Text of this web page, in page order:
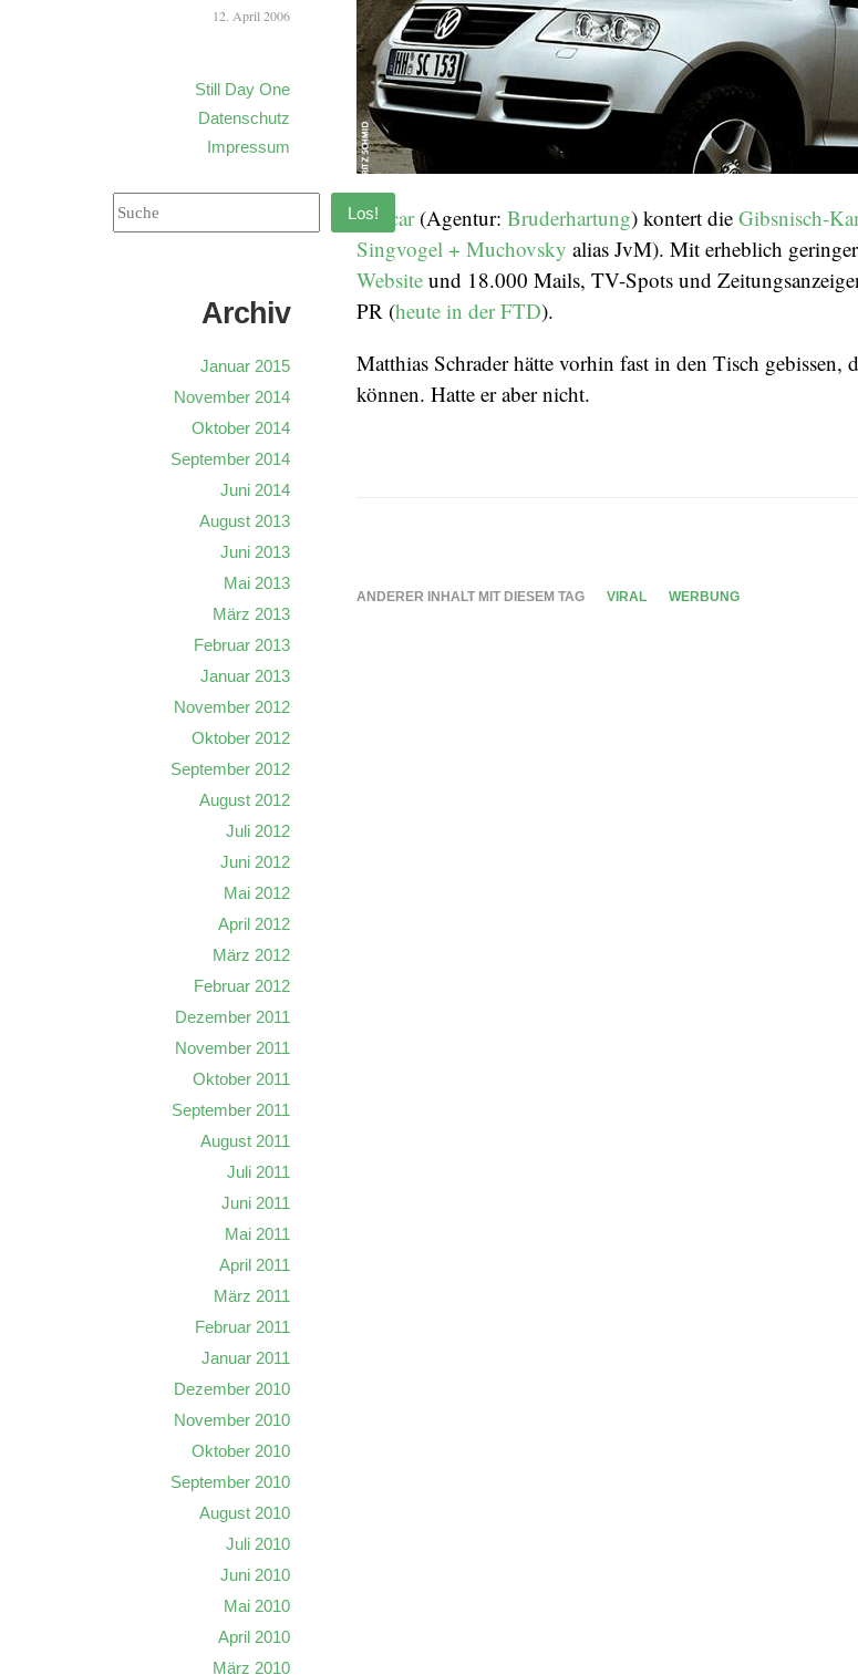
12. April 2006
Still Day One
Datenschutz
Impressum
Starcar(Agentur: Bruderhartung) kontert die Gibsnisch-
Singvogel + Muchovsky alias JvM). Mit erheblich
Website und 18.000 Mails, TV-Spots und
PR (heute in der FTD).
Matthias Schrader hätte vorhin fast in den Tisch gebissen,
können. Hatte er aber nicht.
ANDERER INHALT MIT DIESEM TAG VIRAL WERBUNG
Los!
Archiv
Januar 2015
November 2014
Oktober 2014
September 2014
Juni 2014
August 2013
Juni 2013
Mai 2013
März 2013
Februar 2013
Januar 2013
November 2012
Oktober 2012
September 2012
August 2012
Juli 2012
Juni 2012
Mai 2012
April 2012
März 2012
Februar 2012
Dezember 2011
November 2011
Oktober 2011
September 2011
August 2011
Juli 2011
Juni 2011
Mai 2011
April 2011
März 2011
Februar 2011
Januar 2011
Dezember 2010
November 2010
Oktober 2010
September 2010
August 2010
Juli 2010
Juni 2010
Mai 2010
April 2010
März 2010